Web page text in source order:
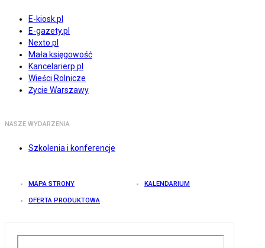
E-kiosk.pl
E-gazety.pl
Nexto.pl
Mała księgowość
Kancelarierp.pl
Wieści Rolnicze
Życie Warszawy
NASZE WYDARZENIA
Szkolenia i konferencje
MAPA STRONY KALENDARIUM
OFERTA PRODUKTOWA